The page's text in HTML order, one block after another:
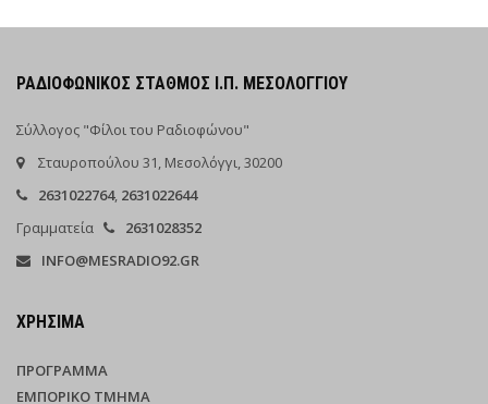
ΡΑΔΙΟΦΩΝΙΚΌΣ ΣΤΑΘΜΌΣ Ι.Π. ΜΕΣΟΛΟΓΓΊΟΥ
Σύλλογος "Φίλοι του Ραδιοφώνου"
Σταυροπούλου 31, Μεσολόγγι, 30200
2631022764, 2631022644
Γραμματεία
2631028352
INFO@MESRADIO92.GR
ΧΡΉΣΙΜΑ
ΠΡΌΓΡΑΜΜΑ
ΕΜΠΟΡΙΚΌ ΤΜΉΜΑ